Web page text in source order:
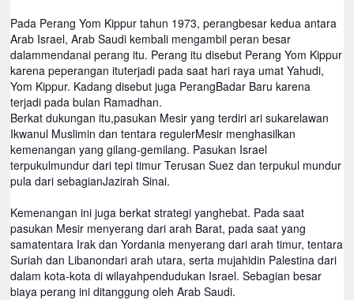
Pada Perang Yom Kippur tahun 1973, perangbesar kedua antara
Arab Israel, Arab Saudi kembali mengambil peran besar
dalammendanai perang itu. Perang itu disebut Perang Yom Kippur
karena peperangan ituterjadi pada saat hari raya umat Yahudi,
Yom Kippur. Kadang disebut juga PerangBadar Baru karena
terjadi pada bulan Ramadhan.
Berkat dukungan itu,pasukan Mesir yang terdiri ari sukarelawan
Ikwanul Muslimin dan tentara regulerMesir menghasilkan
kemenangan yang gilang-gemilang. Pasukan Israel
terpukulmundur dari tepi timur Terusan Suez dan terpukul mundur
pula dari sebagianJazirah Sinai.
Kemenangan ini juga berkat strategi yanghebat. Pada saat
pasukan Mesir menyerang dari arah Barat, pada saat yang
samatentara Irak dan Yordania menyerang dari arah timur, tentara
Suriah dan Libanondari arah utara, serta mujahidin Palestina dari
dalam kota-kota di wilayahpendudukan Israel. Sebagian besar
biaya perang ini ditanggung oleh Arab Saudi.